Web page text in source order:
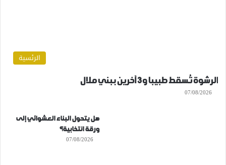
الرئسية
الرشوة تُسقط طبيبا و3 آخرين ببني ملال
07/08/2026
هل يتحول البناء العشوائي إلى
ورقة انتخابية؟
07/08/2026